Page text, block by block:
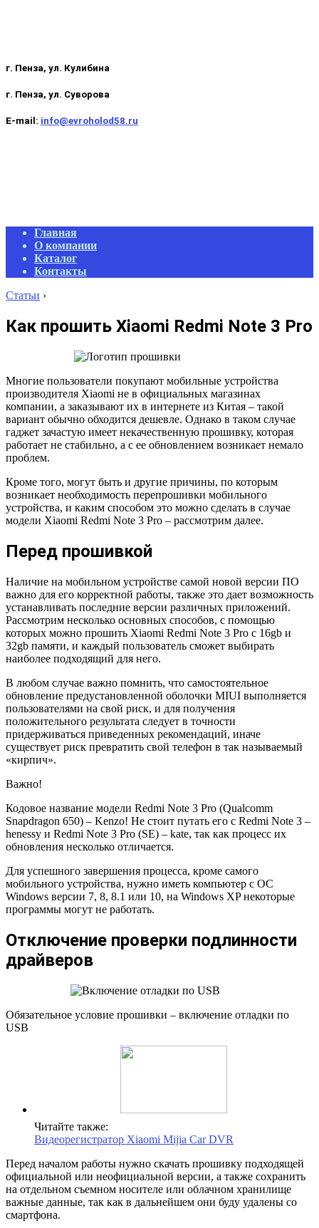
г. Пенза, ул. Кулибина
г. Пенза, ул. Суворова
E-mail: info@evroholod58.ru
Primary
Navigation
Menu
Главная
О компании
Каталог
Контакты
Статьи ›
Как прошить Xiaomi Redmi Note 3 Pro
Многие пользователи покупают мобильные устройства
производителя Xiaomi не в официальных магазинах
компании, а заказывают их в интернете из Китая – такой
вариант обычно обходится дешевле. Однако в таком случае
гаджет зачастую имеет некачественную прошивку, которая
работает не стабильно, а с ее обновлением возникает немало
проблем.
Кроме того, могут быть и другие причины, по которым
возникает необходимость перепрошивки мобильного
устройства, и каким способом это можно сделать в случае
модели Xiaomi Redmi Note 3 Pro – рассмотрим далее.
Перед прошивкой
Наличие на мобильном устройстве самой новой версии ПО
важно для его корректной работы, также это дает возможность
устанавливать последние версии различных приложений.
Рассмотрим несколько основных способов, с помощью
которых можно прошить Xiaomi Redmi Note 3 Pro с 16gb и
32gb памяти, и каждый пользователь сможет выбирать
наиболее подходящий для него.
В любом случае важно помнить, что самостоятельное
обновление предустановленной оболочки MIUI выполняется
пользователями на свой риск, и для получения
положительного результата следует в точности
придерживаться приведенных рекомендаций, иначе
существует риск превратить свой телефон в так называемый
«кирпич».
Важно!
Кодовое название модели Redmi Note 3 Pro (Qualcomm
Snapdragon 650) – Kenzo! Не стоит путать его с Redmi Note 3 –
henessy и Redmi Note 3 Pro (SE) – kate, так как процесс их
обновления несколько отличается.
Для успешного завершения процесса, кроме самого
мобильного устройства, нужно иметь компьютер с ОС
Windows версии 7, 8, 8.1 или 10, на Windows XP некоторые
программы могут не работать.
Отключение проверки подлинности
драйверов
Обязательное условие прошивки – включение отладки по
USB
Читайте также:
Видеорегистратор Xiaomi Mijia Car DVR
Перед началом работы нужно скачать прошивку подходящей
официальной или неофициальной версии, а также сохранить
на отдельном съемном носителе или облачном хранилище
важные данные, так как в дальнейшем они буду удалены со
смартфона.